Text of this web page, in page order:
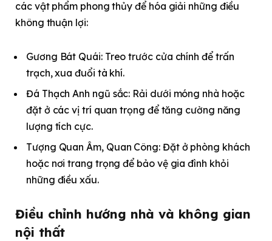
các vật phẩm phong thủy để hóa giải những điều
không thuận lợi:​
Gương Bát Quái: Treo trước cửa chính để trấn
trạch, xua đuổi tà khí.​
Đá Thạch Anh ngũ sắc: Rải dưới móng nhà hoặc
đặt ở các vị trí quan trọng để tăng cường năng
lượng tích cực.​
Tượng Quan Âm, Quan Công: Đặt ở phòng khách
hoặc nơi trang trọng để bảo vệ gia đình khỏi
những điều xấu.
Điều chỉnh hướng nhà và không gian
nội thất